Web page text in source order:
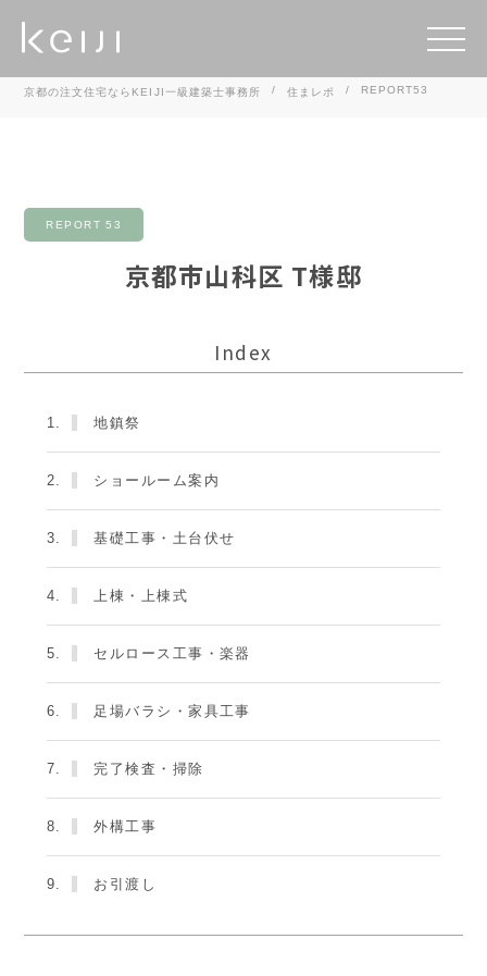
京都の注文住宅ならKEIJI一級建築士事務所 住まレポ REPORT53
REPORT 53
京都市山科区 T様邸
Index
1. 地鎮祭
2. ショールーム案内
3. 基礎工事・土台伏せ
4. 上棟・上棟式
5. セルロース工事・楽器
6. 足場バラシ・家具工事
7. 完了検査・掃除
8. 外構工事
9. お引渡し